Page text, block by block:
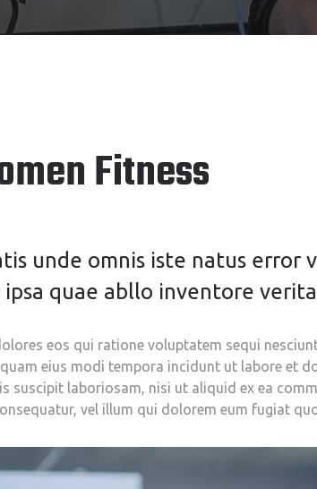
Fitness
unde omnis iste natus
ipsa quae abllo inventore
eos qui ratione voluptatem sequi
eius modi tempora incidunt ut labore et
suscipit laboriosam, nisi ut aliquid ex ea
vel illum qui dolorem eum fugiat